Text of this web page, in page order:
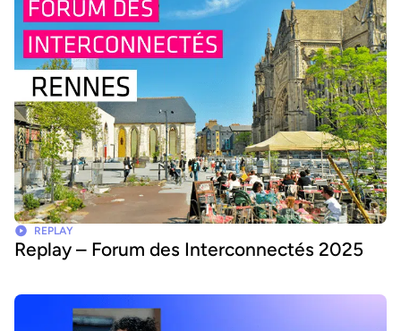
REPLAY
Replay – Forum des Interconnectés 2025